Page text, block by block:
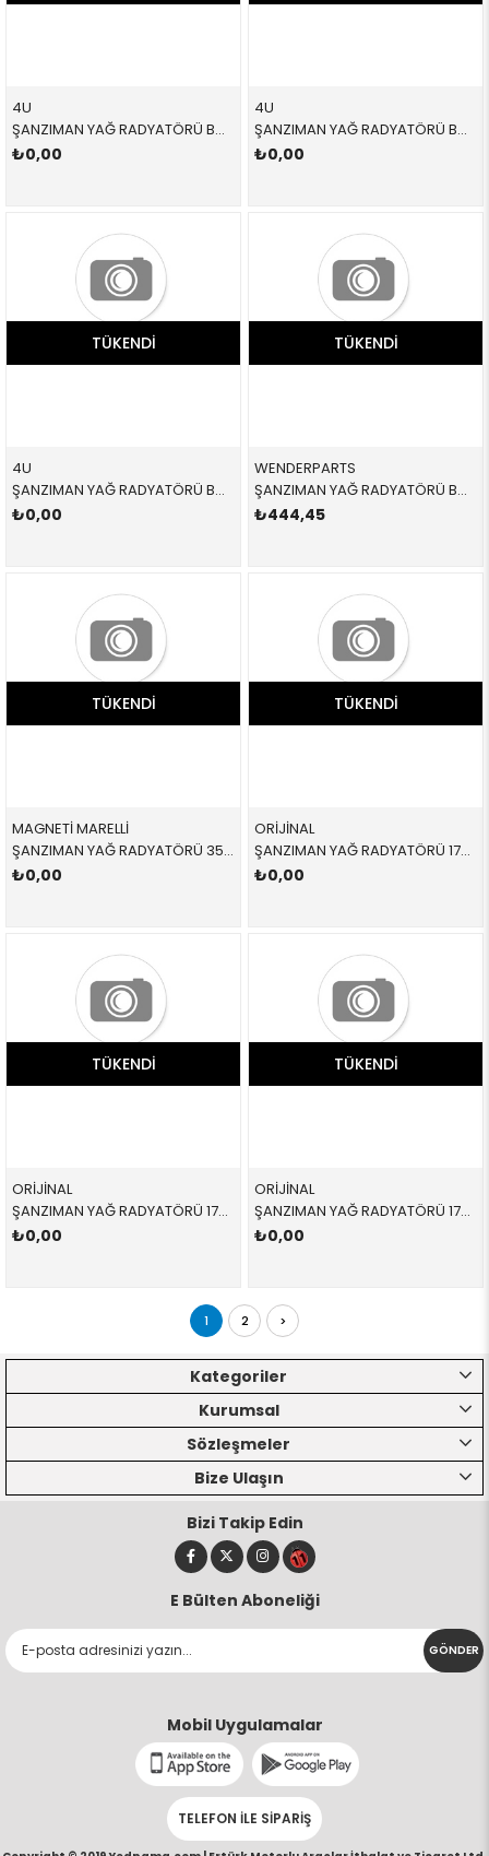
4U
ŞANZIMAN YAĞ RADYATÖRÜ BMW E70 E71 E72 X5 X6 2008-2016
₺0,00
4U
ŞANZIMAN YAĞ RADYATÖRÜ BMW E46 E60 E61 E63 E64 E65 E66 E83 3 SERİSİ 5 SERİSİ 6 SERİSİ 7 SERİSİ X3 2004-2014
₺0,00
TÜKENDI
4U
ŞANZIMAN YAĞ RADYATÖRÜ BMW E46 E83 E85 3 SERİSİ X3 Z4 1998-2003
₺0,00
TÜKENDI
WENDERPARTS
ŞANZIMAN YAĞ RADYATÖRÜ BMW E46 E60 E61 E63 E64 E65 E66 E83 3 SERİSİ 5 SERİSİ 6 SERİSİ 7 SERİSİ X3 2004-2014
₺444,45
TÜKENDI
MAGNETİ MARELLİ
ŞANZIMAN YAĞ RADYATÖRÜ 359001602250 17217803830 17217803830 E46,E60,E61,E63,E64,E65,E66,E83 2.0D,2.5D,3.0D,3.5,M57,M57N2
₺0,00
TÜKENDI
ORİJİNAL
ŞANZIMAN YAĞ RADYATÖRÜ 17201728770 17201728770 17201728770 E34,E36 1.6,1.8,2.0İ 1991-1998
₺0,00
TÜKENDI
ORİJİNAL
ŞANZIMAN YAĞ RADYATÖRÜ 17207500754 17207500754 17207500754 X5,E53 M54,M62,M57,M57N 2001-2008
₺0,00
TÜKENDI
ORİJİNAL
ŞANZIMAN YAĞ RADYATÖRÜ 17217519213 17217519213 17217519213 E60,E61,E62,E63,E64 2.0İ,2.3İ,2.5İ,3.0İ,4.5İ 2004-2011
₺0,00
1 2 >
Kategoriler
Kurumsal
Sözleşmeler
Bize Ulaşın
Bizi Takip Edin
E Bülten Aboneliği
GÖNDER
Mobil Uygulamalar
TELEFON İLE SİPARİŞ